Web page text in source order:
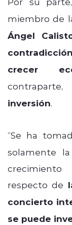
miembro de
Ángel
crecer
inversión.
“Se ha
solamente
respecto de
concierto
se puede